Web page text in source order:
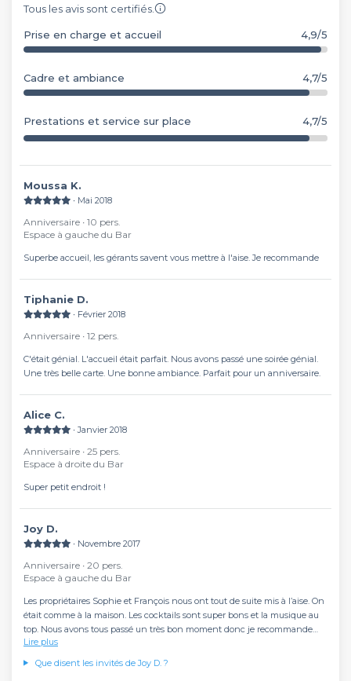
Tous les avis sont certifiés.
Prise en charge et accueil 4,9/5
Cadre et ambiance 4,7/5
Prestations et service sur place 4,7/5
Moussa K.
∙ Mai 2018
Anniversaire ∙ 10 pers.
Espace à gauche du Bar
Superbe accueil, les gérants savent vous mettre à l'aise. Je recommande
Tiphanie D.
∙ Février 2018
Anniversaire ∙ 12 pers.
C'était génial. L'accueil était parfait. Nous avons passé une soirée génial.
Une très belle carte. Une bonne ambiance. Parfait pour un anniversaire.
Alice C.
∙ Janvier 2018
Anniversaire ∙ 25 pers.
Espace à droite du Bar
Super petit endroit !
Joy D.
∙ Novembre 2017
Anniversaire ∙ 20 pers.
Espace à gauche du Bar
Les propriétaires Sophie et François nous ont tout de suite mis à l’aise. On
était comme à la maison. Les cocktails sont super bons et la musique au
top. Nous avons tous passé un très bon moment donc je recommande
vivement :)
Lire plus
Que disent les invités de Joy D. ?